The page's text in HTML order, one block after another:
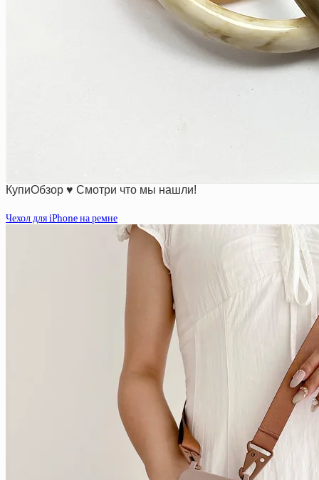
КупиОбзор ♥ Смотри что мы нашли!
Чехол для iPhone на ремне